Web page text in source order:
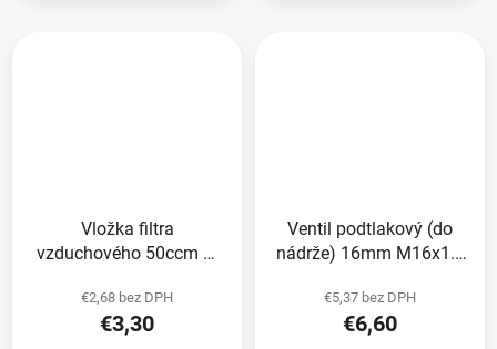
Vložka filtra
vzduchového 50ccm 4t
€2,68 bez DPH
€3,30
Ventil podtlakový (do
nádrže) 16mm M16x1.5
€5,37 bez DPH
€6,60